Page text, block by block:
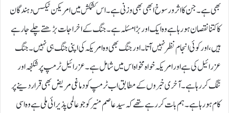
بھی ہے۔ جن کا اثر و رسوخ ابھی بھی وزنی ہے۔اس کشمکش میں امریکن ٹیکس دہندگان
کا کتنا نقصان ہو رہا ہے وہ ایک اور بڑا مسئلہ ہے۔جنگ کے اخراجات بڑھتے چلے جا رہے
ہیں، اور کوئی انجام نظر نہیں آتا۔ اور جنگ بھی وہ امریکہ کی اپنی جنگ ہی نہیں۔ جنگ
عزرائیل کی ہے اور امریکہ خواہ مخواہ اس میں شامل ہے۔عزرائیل ٹرمپ پر شکنجہ اور
تنگ کر رہا ہے۔ آخری خبروں کے مطابق اب ٹرمپ کو دماغی مریض بھی قرار دینے پر
کام ہو رہا ہے ۔ہم بات کر رہے تھے کہ سید عاصم منیر کو جو عالمی پذیرائی ملی ہے وہ اسی